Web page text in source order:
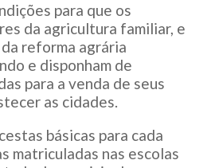
para que os
da agricultura familiar, e
reforma agrária
e disponham de
para a venda de seus
as cidades.
básicas para cada
matriculadas nas escolas